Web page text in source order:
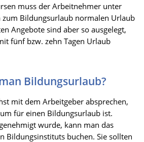
muss der Arbeitnehmer unter
zum Bildungsurlaub normalen Urlaub
Angebote sind aber so ausgelegt,
fünf bzw. zehn Tagen Urlaub
Bildungsurlaub?
mit dem Arbeitgeber absprechen,
für einen Bildungsurlaub ist.
wurde, kann man das
Bildungsinstituts buchen. Sie sollten